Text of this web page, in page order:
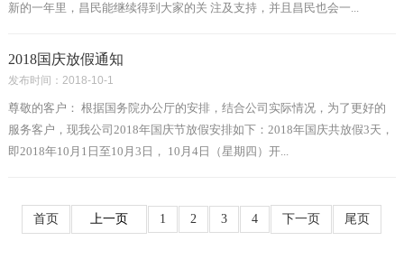
新的一年里，昌民能继续得到大家的关 注及支持，并且昌民也会一...
2018国庆放假通知
发布时间：2018-10-1
尊敬的客户： 根据国务院办公厅的安排，结合公司实际情况，为了更好的
服务客户，现我公司2018年国庆节放假安排如下：2018年国庆共放假3天，
即2018年10月1日至10月3日， 10月4日（星期四）开...
首页 上一页 1 2 3 4 下一页 尾页